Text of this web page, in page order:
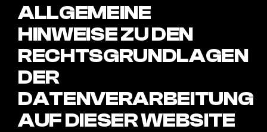
ALLGEMEINE
HINWEISE ZU DEN
RECHTSGRUNDLAGEN
DER
DATENVERARBEITUNG
AUF DIESER WEBSITE